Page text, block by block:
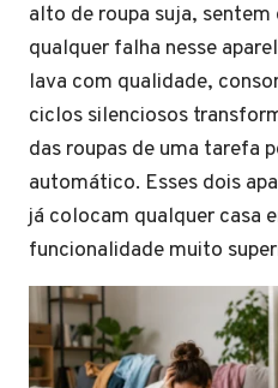
alto de roupa suja,
qualquer falha nesse
lava com qualidade,
ciclos silenciosos
das roupas de uma tarefa
automático. Esses dois
já colocam qualquer casa
funcionalidade muito